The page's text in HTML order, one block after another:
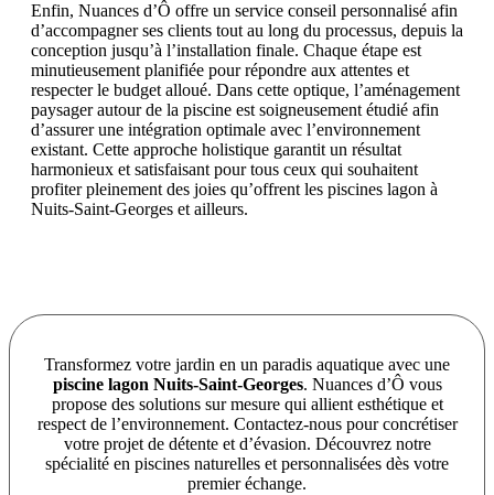
Enfin, Nuances d’Ô offre un service conseil personnalisé afin
d’accompagner ses clients tout au long du processus, depuis la
conception jusqu’à l’installation finale. Chaque étape est
minutieusement planifiée pour répondre aux attentes et
respecter le budget alloué. Dans cette optique, l’aménagement
paysager autour de la piscine est soigneusement étudié afin
d’assurer une intégration optimale avec l’environnement
existant. Cette approche holistique garantit un résultat
harmonieux et satisfaisant pour tous ceux qui souhaitent
profiter pleinement des joies qu’offrent les piscines lagon à
Nuits-Saint-Georges et ailleurs.
Transformez votre jardin en un paradis aquatique avec une
piscine lagon Nuits-Saint-Georges. Nuances d’Ô vous
propose des solutions sur mesure qui allient esthétique et
respect de l’environnement. Contactez-nous pour concrétiser
votre projet de détente et d’évasion. Découvrez notre
spécialité en piscines naturelles et personnalisées dès votre
premier échange.